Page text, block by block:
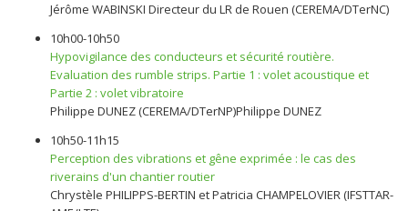
Jérôme WABINSKI Directeur du LR de Rouen (CEREMA/DTerNC)
10h00-10h50
Hypovigilance des conducteurs et sécurité routière.
Evaluation des rumble strips. Partie 1 : volet acoustique et
Partie 2 : volet vibratoire
Philippe DUNEZ (CEREMA/DTerNP)Philippe DUNEZ
10h50-11h15
Perception des vibrations et gêne exprimée : le cas des
riverains d'un chantier routier
Chrystèle PHILIPPS-BERTIN et Patricia CHAMPELOVIER (IFSTTAR-